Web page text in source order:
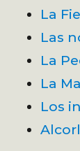
La
Las
La
La
Los